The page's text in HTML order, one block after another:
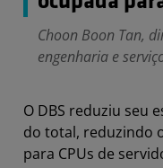
Choon Boon Tan,
engenharia e
O DBS reduziu seu
do total, reduzindo
para CPUs de